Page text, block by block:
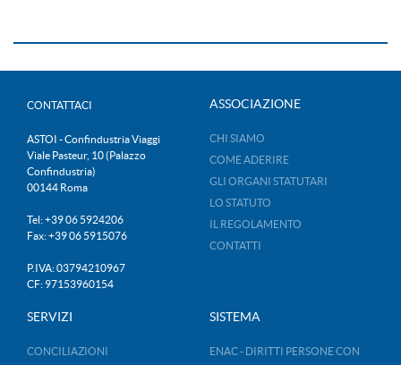
CONTATTACI
ASTOI - Confindustria Viaggi
Viale Pasteur, 10 (Palazzo
Confindustria)
00144 Roma
Tel: +39 06 5924206
Fax: +39 06 5915076
P.IVA: 03794210967
CF: 97153960154
ASSOCIAZIONE
CHI SIAMO
COME ADERIRE
GLI ORGANI STATUTARI
LO STATUTO
IL REGOLAMENTO
CONTATTI
SERVIZI
CONCILIAZIONI
SISTEMA
ENAC - DIRITTI PERSONE CON